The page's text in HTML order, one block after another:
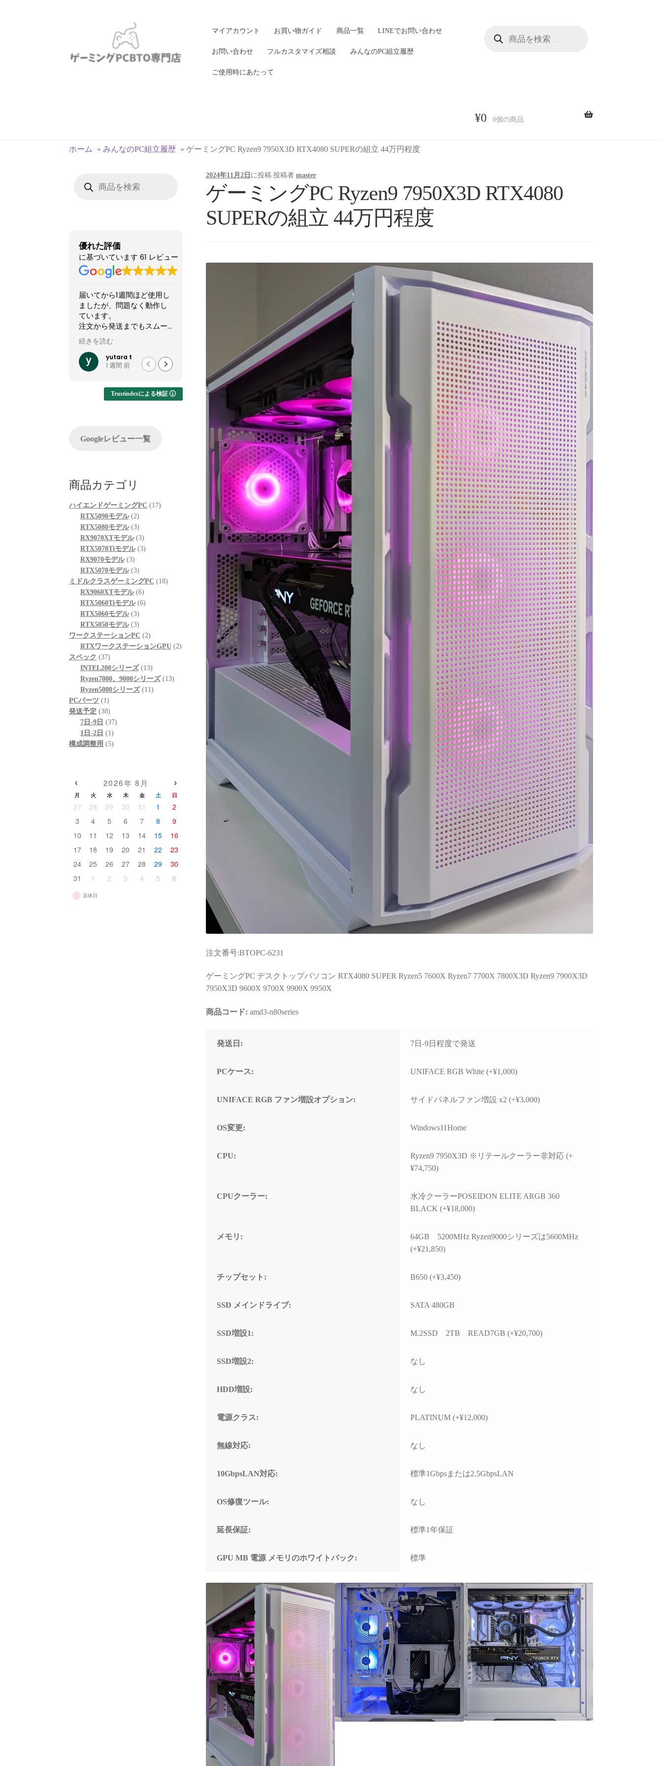
ー
ッ
ン
マイアカウント お買い物ガイド 商品一覧 LINEでお問い合わせ
お問い合わせ フルカスタマイズ相談 みんなのPC組立履歴
ご使用時にあたって
¥0 0個の商品
ホーム »みんなのPC組立履歴 »ゲーミングPC Ryzen9 7950X3D RTX4080 SUPERの組立 44万円程度
2024年11月2日 に投稿 投稿者 master
ゲーミングPC Ryzen9 7950X3D RTX4080
SUPERの組立 44万円程度
注文番号:BTOPC-6231
ゲーミングPC デスクトップパソコン RTX4080 SUPER Ryzen5 7600X Ryzen7 7700X 7800X3D Ryzen9 7900X3D
7950X3D 9600X 9700X 9900X 9950X
商品コード: amd3-n80series
発送日: 7日-9日程度で発送
PCケース: UNIFACE RGB White (+¥1,000)
UNIFACE RGB ファン増設オプション: サイドパネルファン増設 x2 (+¥3,000)
OS変更: Windows11Home
CPU:
Ryzen9 7950X3D ※リテールクーラー非対応 (+
¥74,750)
CPUクーラー:
水冷クーラーPOSEIDON ELITE ARGB 360
BLACK (+¥18,000)
メモリ:
64GB 5200MHz Ryzen9000シリーズは5600MHz
(+¥21,850)
チップセット: B650 (+¥3,450)
SSD メインドライブ: SATA 480GB
SSD増設1: M.2SSD 2TB READ7GB (+¥20,700)
SSD増設2: なし
HDD増設: なし
電源クラス: PLATINUM (+¥12,000)
無線対応: なし
10GbpsLAN対応: 標準1Gbpsまたは2.5GbpsLAN
OS修復ツール: なし
延長保証: 標準1年保証
GPU MB 電源 メモリのホワイトパック: 標準
優れた評価
に基づいています 61 レビュー
いてから1週間ほど使用し
したが、問題なく動作し
文から発送までもスムー
社では難しいカスタマイ
が実現でき、大変有難か
他のショップより安いので
怪しい店なのか？と躊躇し
やXで組んだPCの画像を投
って買ってみました。
結果1週間でちゃんと届きま
した。初見だと怪しさ全開
います。サイト内で自分が
注文したPCの完成後を載せ
でサポートは分かりません
も喜んでおります。
次回購入の際の比較ショッ
プとして入りそうです。
続きを読む
れいれい
1 か月 前
これからもずっと続いて欲
しいPCBTOショップです！
2025年11月に購入、半年近
く何も問題なく快適に使用
できていましたが、突然の
故障。
(BOOTランプ点灯で起動不
ゴールデンウィーク目前だ
ったこともあり、連休中に
PCが使えない絶望的な気持
ちでした。
自分なりにAIやネットを駆
使して色々と対処を試みま
したが改善せず、藁にもす
がる思いで相談したところ
「何か異常が見られた際
は、まずは当店に相談くだ
さい」と仰っていただき、
そのプロ意識の高さと責任
感に深く感動しました！
修理の発送から手元に戻る
まで、わずか1週間という神
速対応でした。
症状や再現性、原因の特定
次第によるとは思います
が、修理の過程で判明した
二次的な不具合があったに
も関わらず圧倒的なスピー
ド感で連休に間に合わせて
いただいたことに感謝しか
ありません。
(こちらから急いで欲しいと
依頼したわけではなかった
のですが、顧客の心境を察
した対応力、そのホスピタ
高額なゲーミングPCだから
こそ「売って終わり」では
なく、トラブルで困った時
に本気で寄り添ってくれて
信頼できるお店で買うべき
だと改めて痛感しました。
確かな技術力と顧客に寄り
添った姿勢は、まさにプロ
(購入時の構成相談の段階か
ら、提案の引き出しの多さ
と知識量には脱帽するばか
りでした)
些細な相談でもネットやAI
で調べるより、わかりやす
く的確なアドバイスをいた
だけて非常に助かりまし
た！
です！笑)
っても助けてくれる安心感
スペックではないでしょう
か。
おかげで他のショップでPC
（他店で構成を検討・比較
まうかもしれません）
必ずPCBTO専門店さんで購
続きを読む
ネテル会長
2 か月 前
購入後のアフターフォロー
まで非常に丁寧で、安心し
て相談できるショップ様で
購入したPCについて、外付
けHDD接続時に特定のUSB
ポートでデータ転送がうま
くいかない症状があり相談
しましたが、単に「別のポ
ートを使ってください」で
終わるのではなく、背面
USBポートごとの内部仕様
まで確認したうえで、原因
の切り分けを非常に詳しく
案内していただきました。
具体的には、正常に動作し
ているUSBポートが
ASMedia製チップ経由であ
ること、症状が出ている
10Gbps対応ポートがAMD
ーに接続されている可能性
があることなど、マザーボ
ードの仕様やUSBコントロ
ーラーの違いまで踏み込ん
で説明していただきまし
た。
また、外付けHDDケース側
の仕様やメーカー見解、
USB規格の違い、5Gbpsと
10Gbpsの帯域差、HDDの実
効速度、ケーブル品質や相
性の可能性まで、非常に専
門的かつ分かりやすく整理
していただきました。結果
として、PC本体の故障では
なく、特定の外付けHDDケ
ースとUSBポートの組み合
高いことが分かり、安心し
て使用を続けられるように
なりました。
こちらの質問に対しても毎
回丁寧に返信してくださ
り、必要に応じてメーカー
確認の進め方や追加で確認
PC本体の構成・価格だけで
なく、購入後のサポートま
で重視される方には大変お
すすめできます。
ゲームが快適にプレイした
いけど機械には詳しくない
ので本人に聞いてみよう！
ということでAIにゲームの
種類と予算を伝えたらオス
スメされたこちらで買いま
した。
最初にサイトを見た時はシ
ンプル過ぎてリンクが間違
っているのかと思ってしま
いましたが、種類はそこそ
こありパーツも分かりやす
く写真と説明があって選び
やすいです。目移りしない
ので買うつもりのないもの
まで買ってしまう現象もお
きません。組立履歴から実
際の数値が見られるので、
この組み合わせでも大丈夫
かなと思ったらそちらから
探してみるのもいいかもし
れません。
梱包は丁寧でPCには傷や汚
れは一切ありません。ネッ
ト回線があればすぐに使用
できたのでゲームにログイ
ンできて助かりました。
PC本体だけを買い替えたい
という人にはオススメで
す。設置やセットアップ、
周辺パーツの購入、電話で
のアフターサービスなどと
にかく一から十までおまか
せしたい人には向かないと
思います。
今後また買い換えることが
あればこちらのお店を利用
したいです。
続きを読む
ねこです
2 か月 前
GPUはRTX5060の比較的安
価な構成のPC購入ですが当
でした。
HP内がとてもシンプルな作
りになっているので若干の
怪しさを感じてしまいまし
たが…笑
他の方の丁寧で評価の高い
レビューなども購入のきっ
かけの一つになりました。
製品に関しても購入して４
ヶ月弱経ちますが不具合や
故障は一切なく快適に動
作、使用できています！
選ぶ際の価格や性能の基準
などが分かりやすく明記さ
れているので選ぶうえでの
参考にもしやすかったで
す！
また、気になる点などはLINE
での連絡が可能なので個別
での相談も受け付けてくれ
ます！
こちらでのリピ買いやアッ
プグレードされてる方も多
いみたいなので私も次回も
こちらで購入しようと思っ
ています
総合的にとても満足できる
お買い物でした
Trustindexによる検証
Googleレビュー一覧
商品カテゴリ
ハイエンドゲーミングPC 1717
RTX5090モデル 22
個
の
商
RTX5080モデル 33
個
の
品
RX9070XTモデル 33
個
品
RTX5070Tiモデル 33
商
品
RX9070モデル 33
個
の
商
品
RTX5070モデル 33
個
の
商
品
ミドルクラスゲーミングPC 1818
RX9060XTモデル 66
個
品
RTX5060Tiモデル 66
商
品
RTX5060モデル 33
個
の
商
RTX5050モデル 33
個
の
品
ワークステーションPC 22
個
商
品
RTXワークステーションGPU 22
スペック 3737
個
の
商
品
INTEL200シリーズ 1313
個
の
Ryzen7000、9000シリーズ 1313
Ryzen5000シリーズ 1111
PCパーツ 11
個
の
商
品
発送予定 3838
個
の
商
7日-9日 3737
1日-2日 11
個
構成調整用 55
品
‹ 2026年 8月 ›
月 火 水 木 金 土 日
27 28 29 30 31 1
2
3
4 5 6 7 8
9
10
11 12 13 14 15
16
17
18 19 20 21 22
23
24
25 26 27 28 29
30
31
1 2 3 4 5 6
店休日